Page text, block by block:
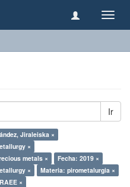
Ir
Jiraleiska ×
×
metals ×
Fecha: 2019 ×
×
Materia: pirometalurgia ×
×